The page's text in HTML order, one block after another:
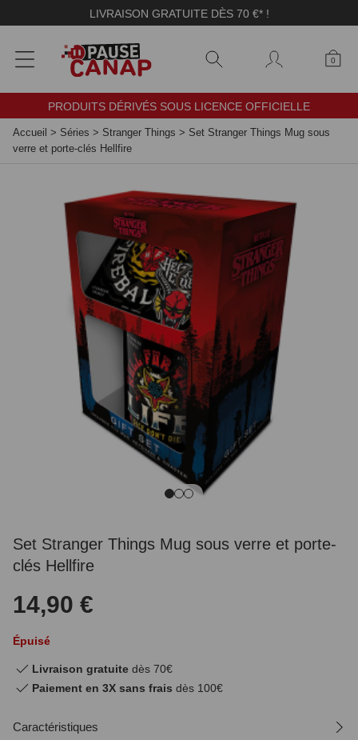
LIVRAISON GRATUITE DÈS 70 €* !
0
PRODUITS DÉRIVÉS SOUS LICENCE OFFICIELLE
Accueil > Séries > Stranger Things > Set Stranger Things Mug sous
verre et porte-clés Hellfire
Set Stranger Things Mug sous verre et porte-
clés Hellfire
14,90 €
Épuisé
Livraison gratuite dès 70€
Paiement en 3X sans frais dès 100€
Caractéristiques
Panneau de gestion des cookies